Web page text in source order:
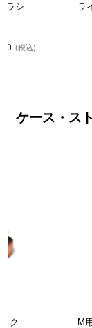
ラシ
(税込)
ラ
ケース・ス
ク M